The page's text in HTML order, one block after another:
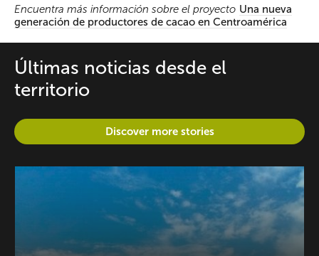
Encuentra más información sobre el proyecto Una nueva
generación de productores de cacao en Centroamérica
Últimas noticias desde el
territorio
Discover more stories